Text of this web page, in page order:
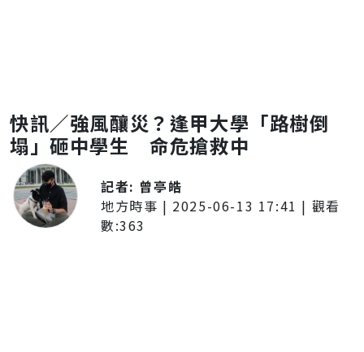
快訊／強風釀災？逢甲大學「路樹倒
塌」砸中學生 命危搶救中
記者: 曾亭皓
地方時事 | 2025-06-13 17:41 | 觀看
數:363